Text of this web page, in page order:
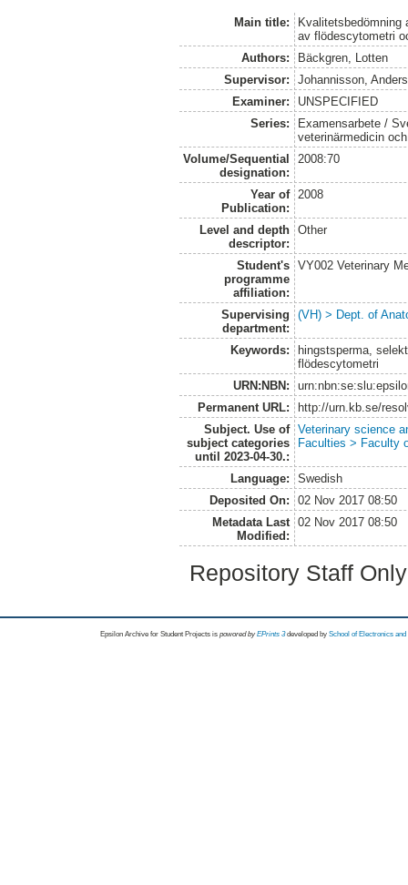
Main title:
Kvalitetsbedömning
av flödescytometri
Authors:
Bäckgren, Lotten
Supervisor:
Johannisson, Anders
Examiner:
UNSPECIFIED
Series:
Examensarbete /
veterinärmedicin
Volume/Sequential
designation:
2008:70
Year of
Publication:
2008
Level and depth
descriptor:
Other
Student's
programme
affiliation:
VY002 Veterinary
Supervising
department:
(VH) > Dept. of
Keywords:
hingstsperma,
flödescytometri
URN:NBN:
Permanent URL:
http://urn.kb.se/
Subject. Use of
subject categories
until 2023-04-30.:
Veterinary science
Faculties > Faculty
Language:
Swedish
Deposited On:
02 Nov 2017 08:50
Metadata Last
Modified:
02 Nov 2017 08:50
Repository Staff
Epsilon Archive for Student Projects is powored byEPrints 3 developed by School of Electronics